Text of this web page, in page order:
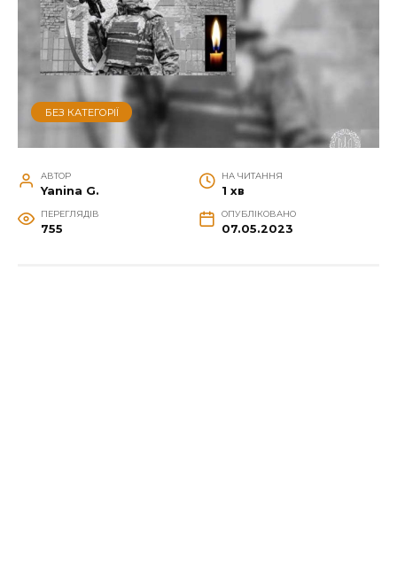
БЕЗ КАТЕГОРІЇ
АВТОР
Yanina G.
НА ЧИТАННЯ
1 хв
ПЕРЕГЛЯДІВ
755
ОПУБЛІКОВАНО
07.05.2023